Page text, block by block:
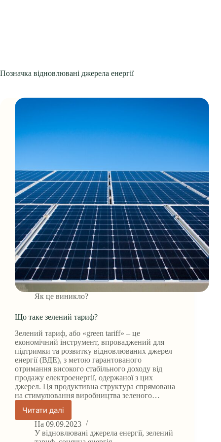
Позначка відновлювані джерела енергії
Як це виникло?
Що таке зелений тариф?
Зелений тариф, або «green tariff» – це
економічний інструмент, впроваджений для
підтримки та розвитку відновлюваних джерел
енергії (ВДЕ), з метою гарантованого
отримання високого стабільного доходу від
продажу електроенергії, одержаної з цих
джерел. Ця продуктивна структура спрямована
на стимулювання виробництва зеленого…
Читати далі
Що
таке
зелений
На 09.09.2023
У відновлювані джерела енергії,зелений